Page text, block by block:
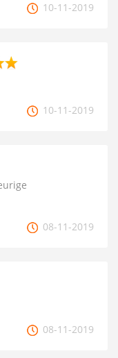
10-11-2019
10-11-2019
08-11-2019
08-11-2019